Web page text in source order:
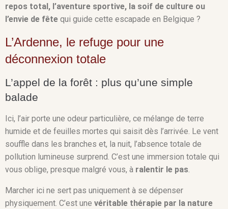
repos total, l’aventure sportive, la soif de culture ou
l’envie de fête qui guide cette escapade en Belgique ?
L’Ardenne, le refuge pour une
déconnexion totale
L’appel de la forêt : plus qu’une simple
balade
Ici, l’air porte une odeur particulière, ce mélange de terre
humide et de feuilles mortes qui saisit dès l’arrivée. Le vent
souffle dans les branches et, la nuit, l’absence totale de
pollution lumineuse surprend. C’est une immersion totale qui
vous oblige, presque malgré vous, à ralentir le pas.
Marcher ici ne sert pas uniquement à se dépenser
physiquement. C’est une véritable thérapie par la nature